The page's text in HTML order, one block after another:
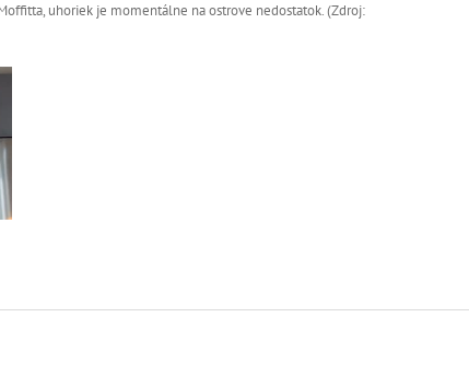
uhoriek je momentálne na ostrove nedostatok. (Zdroj: